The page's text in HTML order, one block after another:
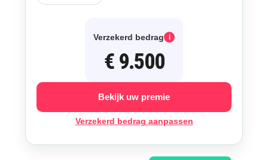
Verzekerd bedrag i
€ 9.500
Bekijk uw premie
Verzekerd bedrag aanpassen